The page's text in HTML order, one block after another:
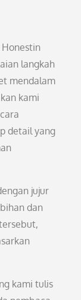
langkah
mendalam
kami
detail yang
jujur
dan
kami tulis